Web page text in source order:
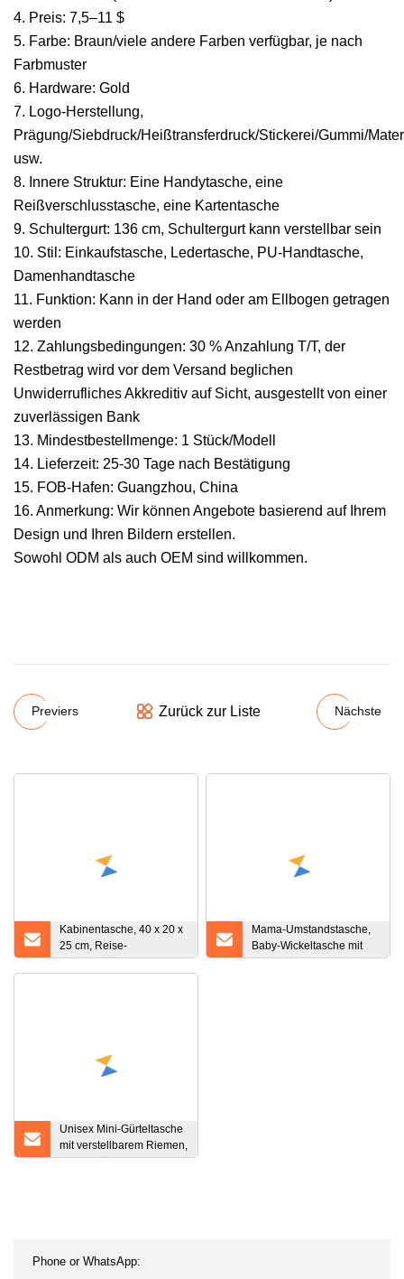
4. Preis: 7,5–11 $
5. Farbe: Braun/viele andere Farben verfügbar, je nach
Farbmuster
6. Hardware: Gold
7. Logo-Herstellung,
Prägung/Siebdruck/Heißtransferdruck/Stickerei/Gummi/
usw.
8. Innere Struktur: Eine Handytasche, eine
Reißverschlusstasche, eine Kartentasche
9. Schultergurt: 136 cm, Schultergurt kann verstellbar sein
10. Stil: Einkaufstasche, Ledertasche, PU-Handtasche,
Damenhandtasche
11. Funktion: Kann in der Hand oder am Ellbogen getragen
werden
12. Zahlungsbedingungen: 30 % Anzahlung T/T, der
Restbetrag wird vor dem Versand beglichen
Unwiderrufliches Akkreditiv auf Sicht, ausgestellt von einer
zuverlässigen Bank
13. Mindestbestellmenge: 1 Stück/Modell
14. Lieferzeit: 25-30 Tage nach Bestätigung
15. FOB-Hafen: Guangzhou, China
16. Anmerkung: Wir können Angebote basierend auf Ihrem
Design und Ihren Bildern erstellen.
Sowohl ODM als auch OEM sind willkommen.
Previers Zurück zur Liste Nächste
Kabinentasche, 40 x 20 x
25 cm, Reise-
Handgepäck-Rucksack,
recyceltes Haustier,
Mama-Umstandstasche,
Baby-Wickeltasche mit
Wickelunterlage
Unisex Mini-Gürteltasche
mit verstellbarem Riemen,
kleine Hüfttasche, Nylon-